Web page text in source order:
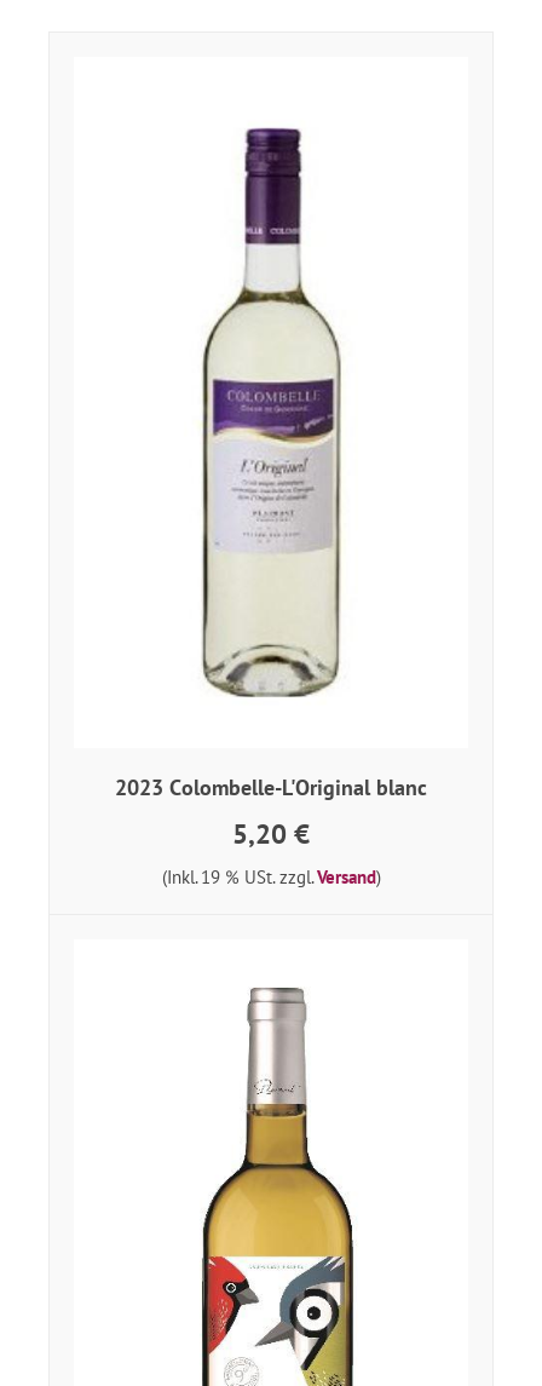
2023 Colombelle-L'Original blanc
5,20 €
(Inkl. 19 % USt. zzgl.Versand)